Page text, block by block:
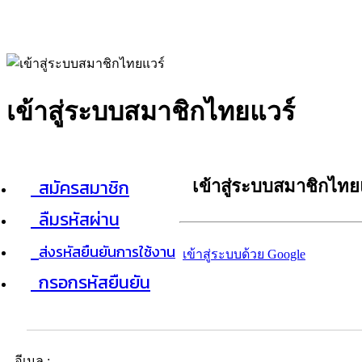
เข้าสู่ระบบสมาชิกไทยแวร์
สมัครสมาชิก
ลืมรหัสผ่าน
ส่งรหัสยืนยันการใช้งาน
กรอกรหัสยืนยัน
เข้าสู่ระบบสมาชิกไท
เข้าสู่ระบบด้วย Google